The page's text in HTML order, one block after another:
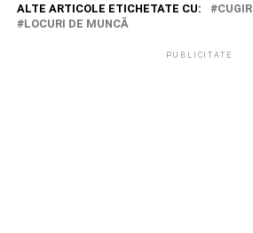
ALTE ARTICOLE ETICHETATE CU: CUGIR
LOCURI DE MUNCĂ
PUBLICITATE